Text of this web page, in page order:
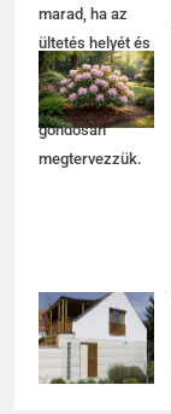
marad, ha az
ültetés helyét és
a
fényviszonyokat
gondosan
megtervezzük.